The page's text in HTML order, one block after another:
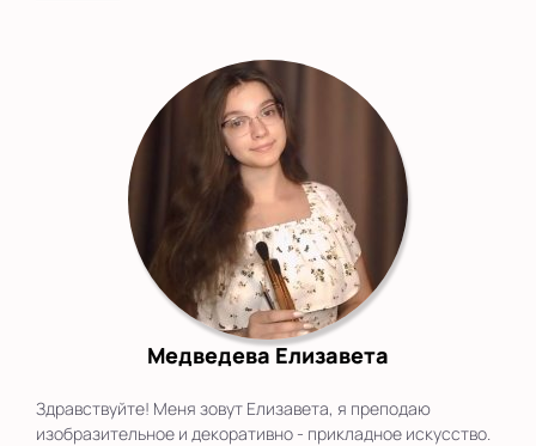
Медведева Елизавета
Здравствуйте! Меня зовут Елизавета, я преподаю
изобразительное и декоративно - прикладное искусство.